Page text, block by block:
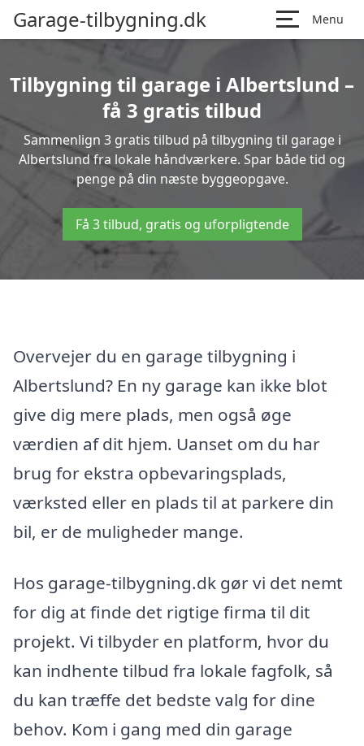
Garage-tilbygning.dk Menu
Tilbygning til garage i Albertslund –
få 3 gratis tilbud
Sammenlign 3 gratis tilbud på tilbygning til garage i
Albertslund fra lokale håndværkere. Spar både tid og
penge på din næste byggeopgave.
Få 3 tilbud, gratis og uforpligtende
Overvejer du en garage tilbygning i
Albertslund? En ny garage kan ikke blot
give dig mere plads, men også øge
værdien af dit hjem. Uanset om du har
brug for ekstra opbevaringsplads,
værksted eller en plads til at parkere din
bil, er de muligheder mange.
Hos garage-tilbygning.dk gør vi det nemt
for dig at finde det rigtige firma til dit
projekt. Vi tilbyder en platform, hvor du
kan indhente tilbud fra lokale fagfolk, så
du kan træffe det bedste valg for dine
behov. Kom i gang med din garage